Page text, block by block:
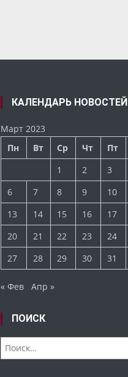
КАЛЕНДАРЬ НОВОСТЕЙ
Март 2023
Пн
Вт Ср Чт Пт
1
2 3
6
7 8 9 10
13
14 15 16 17
20
21 22 23 24
27
28 29 30 31
« Фев Апр »
ПОИСК